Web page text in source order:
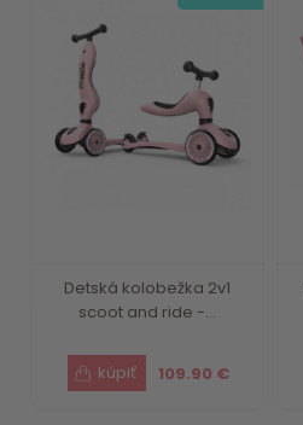
Detská kolobežka 2v1
scoot and ride -...
109.90 €